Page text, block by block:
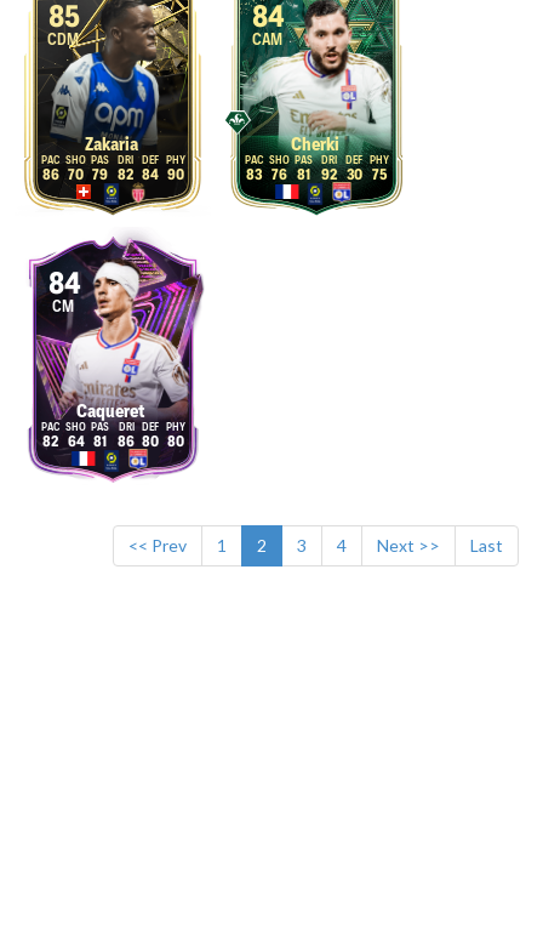
85
CDM
Zakaria
86 70 79 82 84 90
84
CAM
Cherki
83 76 81 92 30 75
84
CM
Caqueret
82 64 81 86 80 80
<< Prev 1 2 3 4 Next >> Last